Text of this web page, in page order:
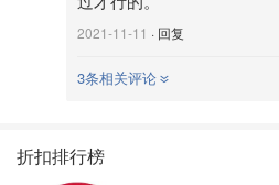
2021-11-11 · 回复
3条相关评论
折扣排行榜